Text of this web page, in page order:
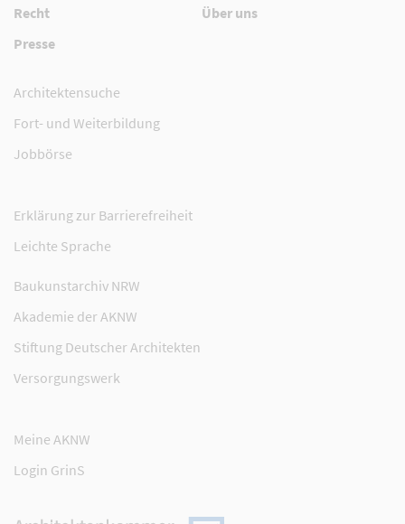
Recht
Über uns
Presse
Architektensuche
Fort- und Weiterbildung
Jobbörse
Erklärung zur Barrierefreiheit
Leichte Sprache
Baukunstarchiv NRW
Akademie der AKNW
Stiftung Deutscher Architekten
Versorgungswerk
Meine AKNW
Login GrinS